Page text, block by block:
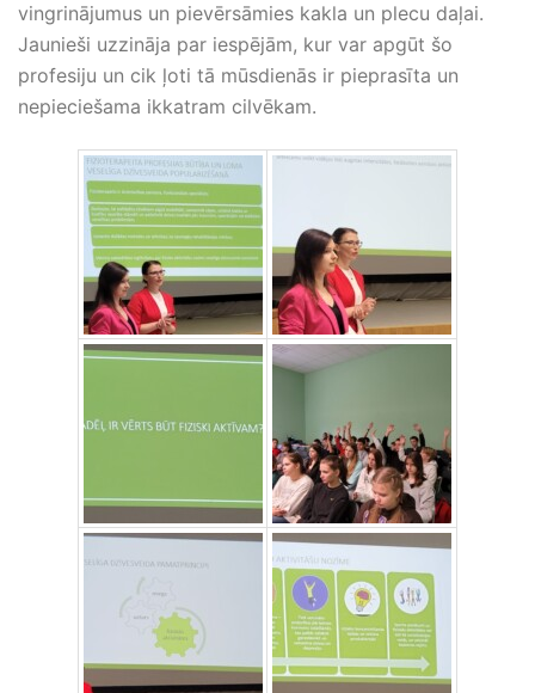
vingrinājumus un pievērsāmies kakla un plecu daļai.
Jaunieši uzzināja par iespējām, kur var apgūt šo
profesiju un cik ļoti tā mūsdienās ir pieprasīta un
nepieciešama ikkatram cilvēkam.